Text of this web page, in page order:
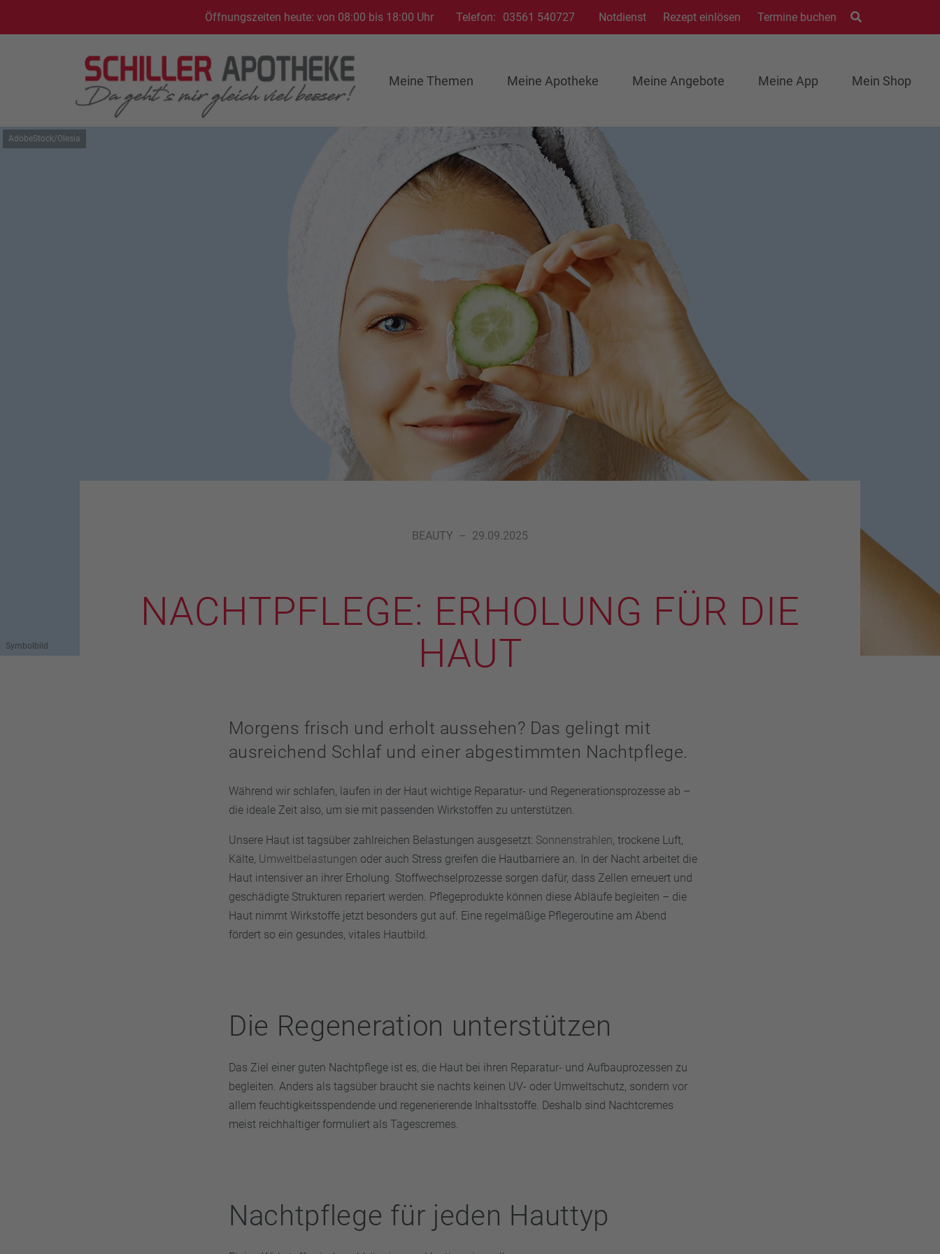
Öffnungszeiten heute: von 08:00 bis 18:00 Uhr Telefon: 03561 540727 Notdienst Rezept einlösen Termine buchen
Meine Themen Meine Apotheke Meine Angebote Meine App Mein Shop
AdobeStock/Olesia
Symbolbild
BEAUTY – 29.09.2025
NACHTPFLEGE: ERHOLUNG FÜR DIE
HAUT
Morgens frisch und erholt aussehen? Das gelingt mit
ausreichend Schlaf und einer abgestimmten Nachtpflege.
Während wir schlafen, laufen in der Haut wichtige Reparatur- und Regenerationsprozesse ab –
die ideale Zeit also, um sie mit passenden Wirkstoffen zu unterstützen.
Unsere Haut ist tagsüber zahlreichen Belastungen ausgesetzt: Sonnenstrahlen, trockene Luft,
Kälte, Umweltbelastungen oder auch Stress greifen die Hautbarriere an. In der Nacht arbeitet die
Haut intensiver an ihrer Erholung. Stoffwechselprozesse sorgen dafür, dass Zellen erneuert und
geschädigte Strukturen repariert werden. Pflegeprodukte können diese Abläufe begleiten – die
Haut nimmt Wirkstoffe jetzt besonders gut auf. Eine regelmäßige Pflegeroutine am Abend
fördert so ein gesundes, vitales Hautbild.
Die Regeneration unterstützen
Das Ziel einer guten Nachtpflege ist es, die Haut bei ihren Reparatur- und Aufbauprozessen zu
begleiten. Anders als tagsüber braucht sie nachts keinen UV- oder Umweltschutz, sondern vor
allem feuchtigkeitsspendende und regenerierende Inhaltsstoffe. Deshalb sind Nachtcremes
meist reichhaltiger formuliert als Tagescremes.
Nachtpflege für jeden Hauttyp